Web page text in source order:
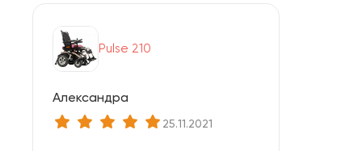
Pulse 210
Александра
25.11.2021